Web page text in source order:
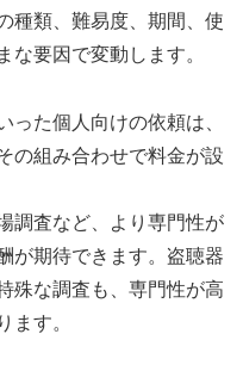
種類、難易度、期間、使
な要因で変動します。
った個人向けの依頼は、
の組み合わせで料金が設
調査など、より専門性が
が期待できます。盗聴器
殊な調査も、専門性が高
ます。